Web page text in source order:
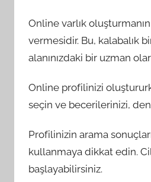
Online varlık
vermesidir. Bu, kalabalık
alanınızdaki bir uzman
Online profilinizi
seçin ve becerilerinizi,
Profilinizin arama
kullanmaya dikkat edin.
başlayabilirsiniz.